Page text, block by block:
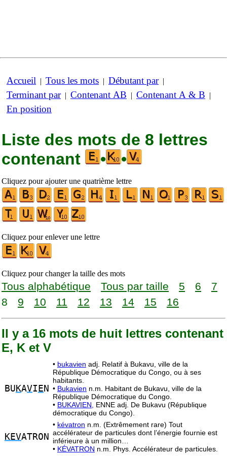
Accueil | Tous les mots | Débutant par|
Terminant par| Contenant AB | Contenant A & B |
En position
Liste des mots de 8 lettres
contenant
• •
Cliquez pour ajouter une quatrième lettre
Cliquez pour enlever une lettre
Cliquez pour changer la taille des mots
Tous alphabétique Tous par taille 5 6
7
8
9 10 11 12 13 14 15 16
Il y a 16 mots de huit lettres contenant
E, K et V
BU KAVI E N
• bukavien adj. Relatif à Bukavu, ville de la
République Démocratique du Congo, ou à ses
habitants.
• Bukavien n.m. Habitant de Bukavu, ville de la
République Démocratique du Congo.
• BUKAVIEN,
ENNE adj. De Bukavu (République
démocratique du Congo).
KEVATRON
• kévatron n.m. (Extrêmement rare) Tout
accélérateur de particules dont l’énergie fournie est
inférieure à un million…
• KÉVATRON n.m. Phys. Accélérateur de particules.